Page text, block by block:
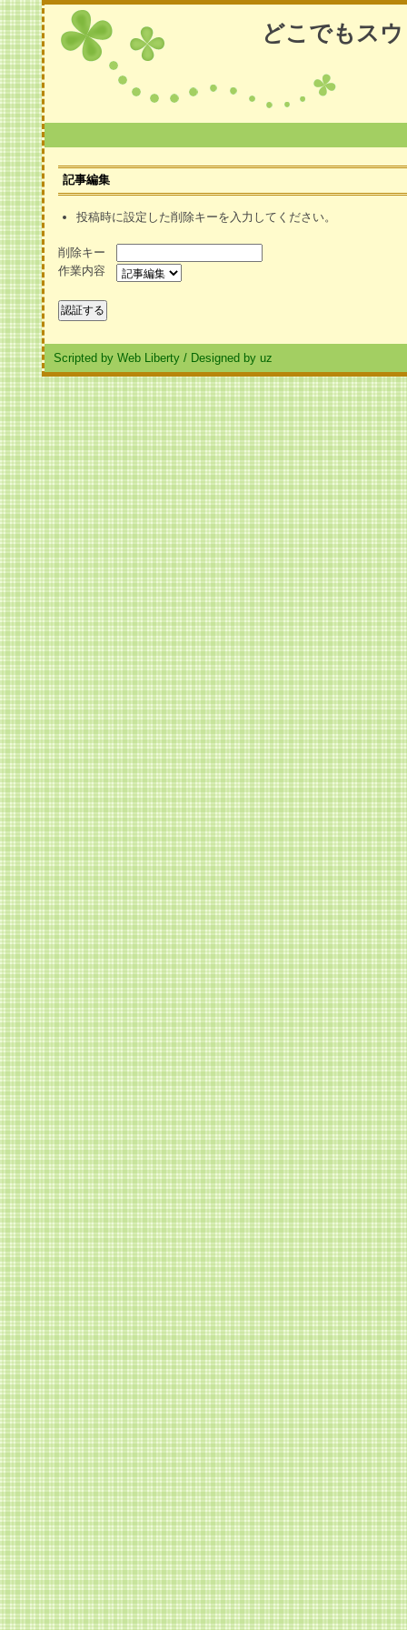
どこでもス
記事編集
投稿時に設定した削除キーを入力してください。
削除キー
作業内容
Scripted by Web Liberty / Designed by uz